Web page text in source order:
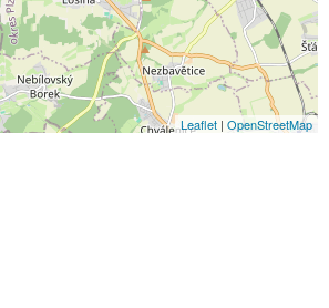
Leaflet | OpenStreetMap